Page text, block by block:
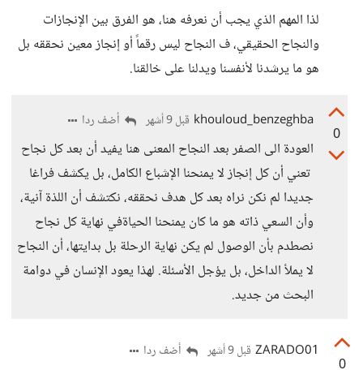
لذا المهم الذي يجب أن نعرفه هنا، هو الفرق بين الإنجازات
والنجاح الحقيقي، ف النجاح ليس رقماً أو إنجاز معين نحققه بل
هو ما يرشدنا لأنفسنا ويدلنا على خالقنا.
0
khouloud_benzeghba قبل 9 أشهر أضف ردا
العودة الى الصفر بعد النجاح المعنى هنا يفيد أن بعد كل نجاح
تعني أن كل إنجاز لا يمنحنا الإشباع الكامل، بل يكشف فراغا
جديدا لم نكن نراه بعد كل هدف نحققه، نكتشف أن اللذة آنية،
وأن السعي ذاته هو ما كان يمنحنا الحياةفي نهاية كل نجاح
نصطدم بأن الوصول لم يكن نهاية الرحلة بل بدايتها، أن النجاح
لا يملأ الداخل، بل يؤجل الأسئلة. لهذا يعود الإنسان في دوامة
البحث من جديد.
0
ZARADO01 قبل 9 أشهر أضف ردا